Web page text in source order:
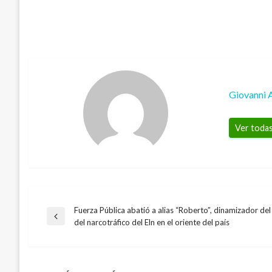
Giovanni
Ver
Navegación
Entrada
Fuerza Pública abatió a alias “Roberto”, dinamizador
del narcotráfico del Eln en el oriente del país